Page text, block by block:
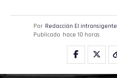
Por Redacción El intransigente
Publicado hace 10 horas